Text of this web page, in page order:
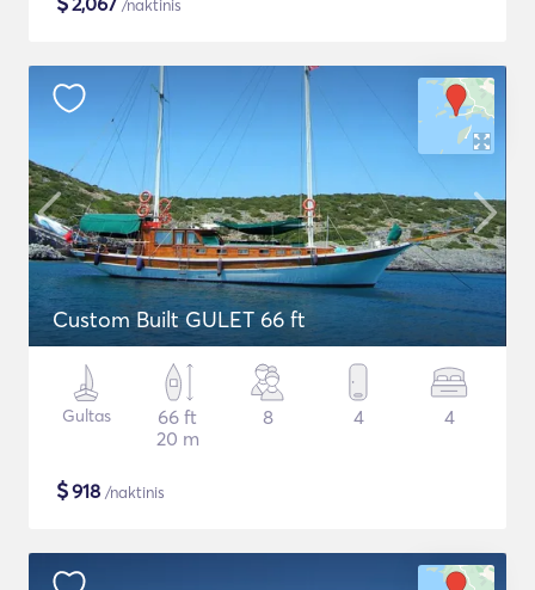
/naktinis
Custom Built GULET 66 ft
Gultas
66 ft
20 m
8 4 4
$918 /naktinis